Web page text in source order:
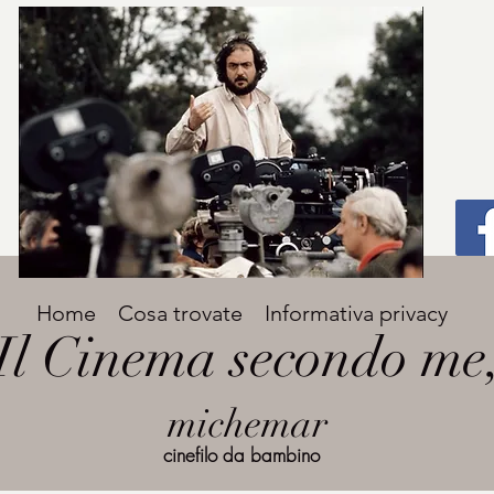
Titolo
grande
Avenir Light una delle font preferite dai
designer. Facile da leggere, viene
utilizzata per titoli e paragrafi.
Cinema secondo
michemar
Home Cosa trovate Informativa privacy
cinefilo da bambino